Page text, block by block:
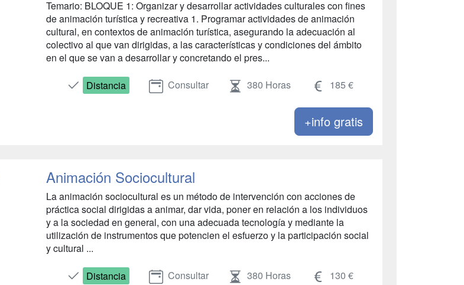
Temario: BLOQUE 1: Organizar y desarrollar actividades culturales con fines
de animación turística y recreativa 1. Programar actividades de animación
cultural, en contextos de animación turística, asegurando la adecuación al
colectivo al que van dirigidas, a las características y condiciones del ámbito
en el que se van a desarrollar y concretando el pres...
Distancia Consultar 380 Horas 185 €
+info gratis
Animación Sociocultural
La animación sociocultural es un método de intervención con acciones de
práctica social dirigidas a animar, dar vida, poner en relación a los individuos
y a la sociedad en general, con una adecuada tecnología y mediante la
utilización de instrumentos que potencien el esfuerzo y la participación social
y cultural ...
Distancia Consultar 380 Horas 130 €